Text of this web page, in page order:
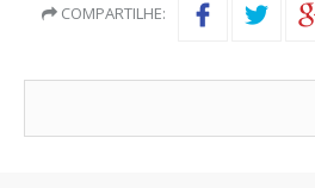
COMPARTILHE: